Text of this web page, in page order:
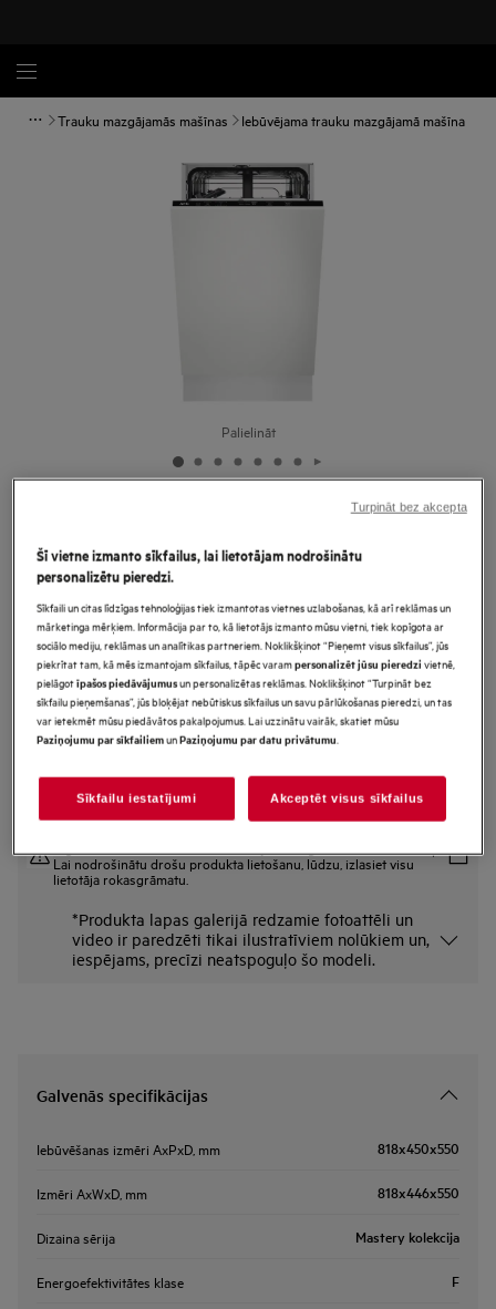
Trauku mazgājamās mašīnas Iebūvējama trauku mazgājamā mašīna
Palielināt
AirDry Tehnoloģija Trauku
mazgājamā mašīna šaura (45cm)
Ražojuma informācijas lapa
Priekšrocības
Funkcija “AirDry” atver durvis, lai žāvētu traukus ar gaisa plūsmu.
Dabīga gaisa plūsma ar Airdry
Pateicoties divkāršiem izsmidzinātājiiem, ūdens traukiem piekļūst labāk.
Lai nodrošinātu drošu produkta lietošanu, lūdzu, izlasiet visu
lietotāja rokasgrāmatu.
*Produkta lapas galerijā redzamie fotoattēli un
video ir paredzēti tikai ilustratīviem nolūkiem un,
iespējams, precīzi neatspoguļo šo modeli.
Galvenās specifikācijas
Iebūvēšanas izmēri AxPxD, mm 818x450x550
Izmēri AxWxD, mm 818x446x550
Dizaina sērija Mastery kolekcija
Energoefektivitātes klase F
Šī vietne izmanto sīkfailus, lai lietotājam nodrošinātu
personalizētu pieredzi.
Sīkfaili un citas līdzīgas tehnoloģijas tiek izmantotas vietnes uzlabošanas, kā arī reklāmas un
mārketinga mērķiem. Informācija par to, kā lietotājs izmanto mūsu vietni, tiek kopīgota ar
sociālo mediju, reklāmas un analītikas partneriem. Noklikšķinot “Pieņemt visus sīkfailus”, jūs
piekrītat tam, kā mēs izmantojam sīkfailus, tāpēc varampersonalizēt jūsu pieredzivietnē,
pielāgotīpašos piedāvājumusun personalizētas reklāmas. Noklikšķinot “Turpināt bez
sīkfailu pieņemšanas”, jūs bloķējat nebūtiskus sīkfailus un savu pārlūkošanas pieredzi, un tas
var ietekmēt mūsu piedāvātos pakalpojumus. Lai uzzinātu vairāk, skatiet mūsu
Paziņojumu par sīkfailiemunPaziņojumu par datu privātumu.
Sīkfailu iestatījumi Akceptēt visus sīkfailus
Turpināt bez akcepta